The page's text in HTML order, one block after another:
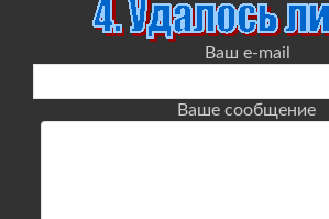
Ваш e-mail
Ваше сообщение